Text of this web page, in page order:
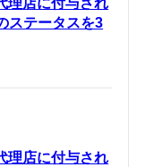
ステータスを3
理店に付与され